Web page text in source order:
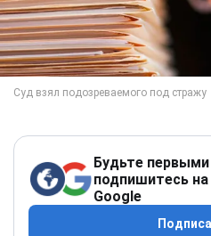
Будьте первыми
подпишитесь на
Google